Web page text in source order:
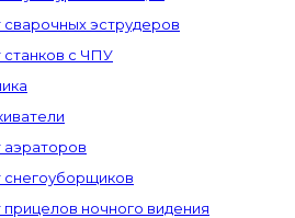
эструдеров
станков с ЧПУ
аэраторов
снегоуборщиков
ночного видения